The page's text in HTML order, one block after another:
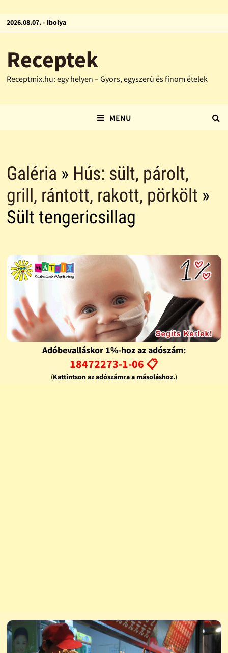
2026.08.07. - Ibolya
Receptek
Receptmix.hu: egy helyen – Gyors, egyszerű és finom ételek
MENU
Galéria » Hús: sült, párolt,
grill, rántott, rakott, pörkölt »
Sült tengericsillag
Adóbevalláskor 1%-hoz az adószám:
18472273-1-06 📋
(Kattintson az adószámra a másoláshoz.)